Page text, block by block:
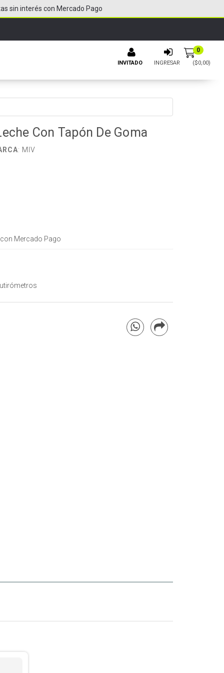
INVITADO INGRESAR
0
($0,00)
sin interés con Mercado Pago
Con Tapón De Goma
: MIV
con Mercado Pago